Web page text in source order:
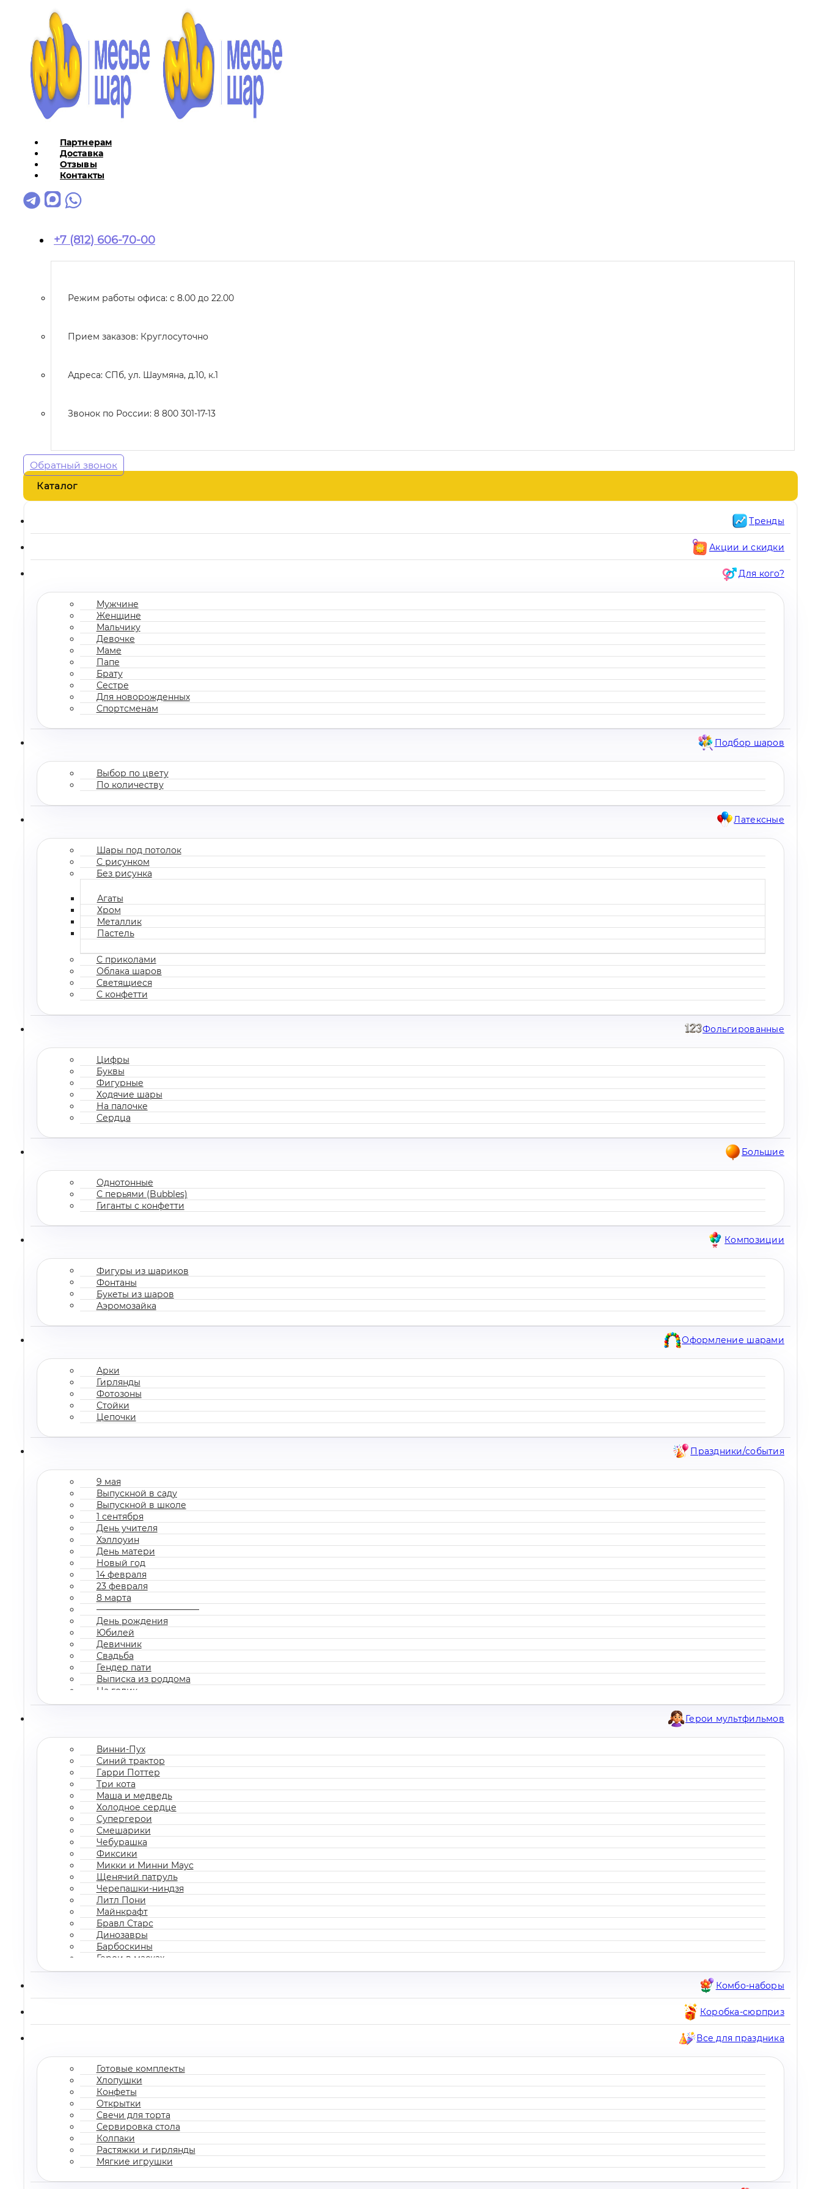
Партнерам
Доставка
Отзывы
Контакты
+7 (812) 606-70-00
Режим работы офиса: с 8.00 до 22.00
Прием заказов: Круглосуточно
Адреса: СПб, ул. Шаумяна, д.10, к.1
Звонок по России: 8 800 301-17-13
Обратный звонок
Каталог
Тренды
Акции и скидки
Для кого?
Мужчине
Женщине
Мальчику
Девочке
Маме
Папе
Брату
Сестре
Для новорожденных
Спортсменам
Подбор шаров
Выбор по цвету
По количеству
Латексные
Шары под потолок
С рисунком
Без рисунка
Агаты
Хром
Металлик
Пастель
С приколами
Облака шаров
Светящиеся
С конфетти
Фольгированные
Цифры
Буквы
Фигурные
Ходячие шары
На палочке
Сердца
Большие
Однотонные
С перьями (Bubbles)
Гиганты с конфетти
Композиции
Фигуры из шариков
Фонтаны
Букеты из шаров
Аэромозайка
Оформление шарами
Арки
Гирлянды
Фотозоны
Стойки
Цепочки
Праздники/события
9 мая
Выпускной в саду
Выпускной в школе
1 сентября
День учителя
Хэллоуин
День матери
Новый год
14 февраля
23 февраля
8 марта
————————————
День рождения
Юбилей
Девичник
Свадьба
Гендер пати
Выписка из роддома
На годик
Корпоратив
Герои мультфильмов
Винни-Пух
Синий трактор
Гарри Поттер
Три кота
Маша и медведь
Холодное сердце
Супергерои
Смешарики
Чебурашка
Фиксики
Микки и Минни Маус
Щенячий патруль
Черепашки-ниндзя
Литл Пони
Майнкрафт
Бравл Старс
Динозавры
Барбоскины
Герои в масках
Все мультгерои
Комбо-наборы
Коробка-сюрприз
Все для праздника
Готовые комплекты
Хлопушки
Конфеты
Открытки
Свечи для торта
Сервировка стола
Колпаки
Растяжки и гирлянды
Мягкие игрушки